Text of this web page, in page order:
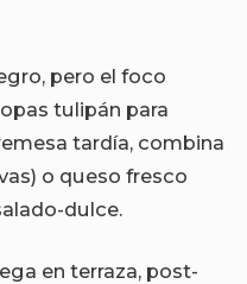
pero el foco
tulipán para
tardía, combina
o queso fresco
dulce.
en terraza, post-